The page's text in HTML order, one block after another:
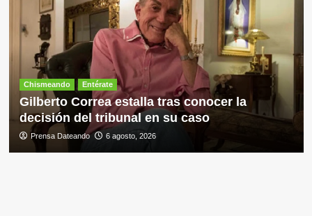
Chismeando Entérate
Gilberto Correa estalla tras conocer la
decisión del tribunal en su caso
Prensa Dateando 6 agosto, 2026